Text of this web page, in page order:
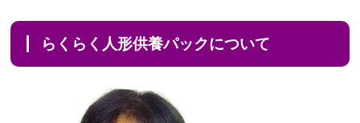
らくらく人形供養パックについて